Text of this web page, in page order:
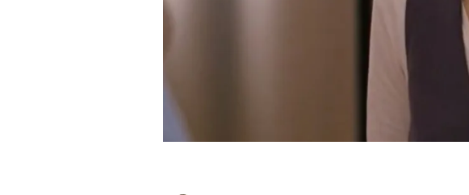
La Cristina està encantada amb l'atenció que rep de